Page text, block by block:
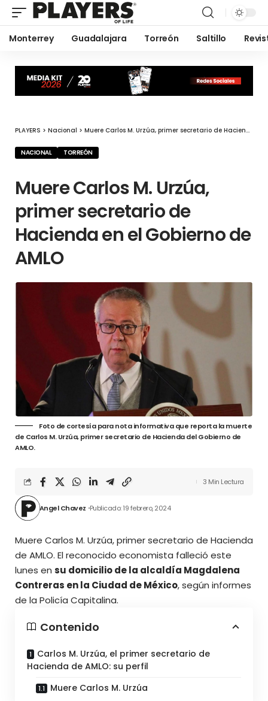
Monterrey Guadalajara Torreón Saltillo
PLAYERS > Nacional > Muere Carlos M. Urzúa, primer secretario de Hacienda en el Gobierno de AMLO
NACIONAL TORREÓN
Muere Carlos M. Urzúa,
primer secretario de
Hacienda en el Gobierno de
AMLO
Foto de cortesía para nota informativa que reporta la muerte
de Carlos M. Urzúa, primer secretario de Hacienda del Gobierno de
AMLO.
Angel Chavez Publicado: 19 febrero, 2024
3 Min Lectura
Muere Carlos M. Urzúa, primer secretario de Hacienda
de AMLO. El reconocido economista falleció este
lunes en su domicilio de la alcaldía Magdalena
Contreras en la Ciudad de México, según informes
de la Policía Capitalina.
Contenido
Carlos M. Urzúa, el primer secretario de
Hacienda de AMLO: su perfil
Muere Carlos M. Urzúa